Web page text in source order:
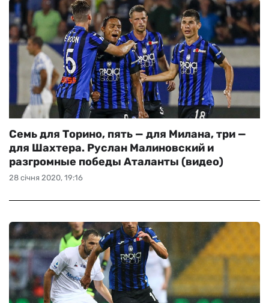
28 січня 2020, 19:16
Семь для Торино, пять — для Милана, три —
для Шахтера. Руслан Малиновский и
разгромные победы Аталанты (видео)